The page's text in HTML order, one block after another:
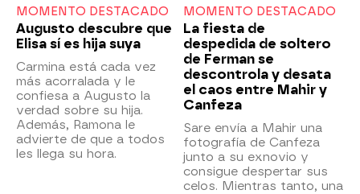
MOMENTO DESTACADO
Augusto descubre que
Elisa sí es hija suya
Carmina está cada vez
más acorralada y le
confiesa a Augusto la
verdad sobre su hija.
Además, Ramona le
advierte de que a todos
les llega su hora.
MOMENTO DESTACADO
La fiesta de
despedida de soltero
de Ferman se
descontrola y desata
el caos entre Mahir y
Canfeza
Sare envía a Mahir una
fotografía de Canfeza
junto a su exnovio y
consigue despertar sus
celos. Mientras tanto, una